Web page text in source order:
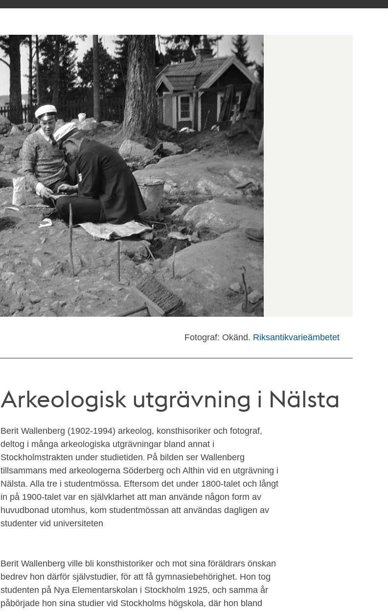
Fotograf: Okänd. Riksantikvarieämbetet
Arkeologisk utgrävning i Nälsta
Berit Wallenberg (1902-1994) arkeolog, konsthisoriker och fotograf,
deltog i många arkeologiska utgrävningar bland annat i
Stockholmstrakten under studietiden På bilden ser Wallenberg
tillsammans med arkeologerna Söderberg och Althin vid en utgrävning i
Nälsta. Alla tre i studentmössa. Eftersom det under 1800-talet och långt
in på 1900-talet var en självklarhet att man använde någon form av
huvudbonad utomhus, kom studentmössan att användas dagligen av
studenter vid universiteten
Berit Wallenberg ville bli konsthistoriker och mot sina föräldrars önskan
bedrev hon därför självstudier, för att få gymnasiebehörighet. Hon tog
studenten på Nya Elementarskolan i Stockholm 1925, och samma år
påbörjade hon sina studier vid Stockholms högskola, där hon bland